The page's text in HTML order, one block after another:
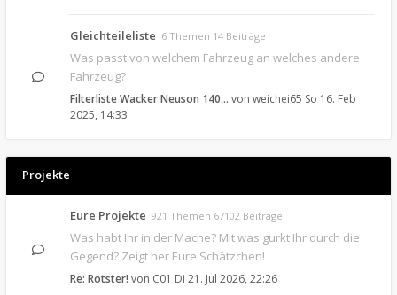
Gleichteileliste 6 Themen 14 Beiträge
Was passt von welchem Fahrzeug an welches andere
Fahrzeug?
Filterliste Wacker Neuson 140… von weichei65 So 16. Feb
2025, 14:33
Projekte
Eure Projekte 921 Themen 67102 Beiträge
Was habt Ihr in der Mache? Mit was gurkt Ihr durch die
Gegend? Zeigt her Eure Schätzchen!
Re: Rotster! von C01 Di 21. Jul 2026, 22:26